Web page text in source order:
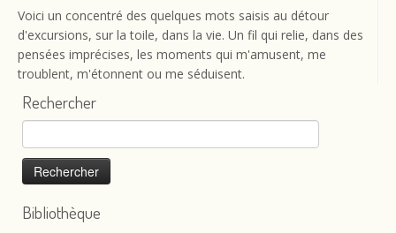
Voici un concentré des quelques mots saisis au détour
d'excursions, sur la toile, dans la vie. Un fil qui relie, dans des
pensées imprécises, les moments qui m'amusent, me
troublent, m'étonnent ou me séduisent.
Rechercher
Rechercher :
Bibliothèque